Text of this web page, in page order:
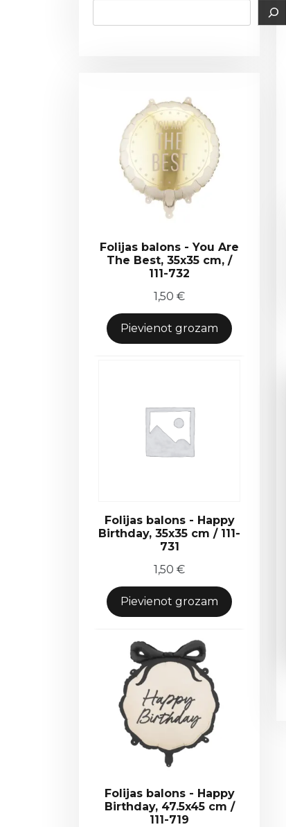
Folijas balons - You Are
The Best, 35x35 cm, /
111-732
1,50 €
Pievienot grozam
Folijas balons - Happy
Birthday, 35x35 cm / 111-
731
1,50 €
Pievienot grozam
Folijas balons - Happy
Birthday, 47.5x45 cm /
111-719